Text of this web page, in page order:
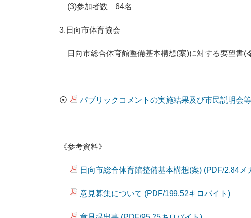
(3)参加者数 64名
3.日向市体育協会
日向市総合体育館整備基本構想(案)に対する要望書(
⦿ パブリックコメントの実施結果及び市民説明会
《参考資料》
日向市総合体育館整備基本構想(案) (PDF/2.84メ
意見募集について (PDF/199.52キロバイト)